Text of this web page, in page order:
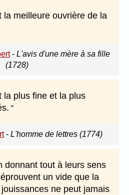
la meilleure ouvrière de la
- L'avis d'une mère à sa fille
(1728)
la plus fine et la plus
- L'homme de lettres (1774)
donnant tout à leurs sens
un vide que la
ne peut jamais